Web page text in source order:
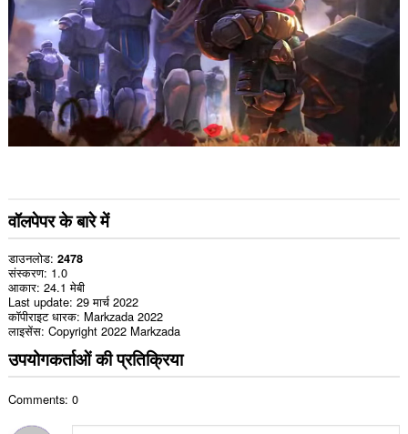
वॉलपेपर के बारे में
डाउनलोड 2478
संस्करण 1.0
आकार 24.1 मेबी
Last update 29 मार्च 2022
कॉपीराइट धारक Markzada 2022
लाइसेंस Copyright 2022 Markzada
उपयोगकर्ताओं की प्रतिक्रिया
Comments: 0